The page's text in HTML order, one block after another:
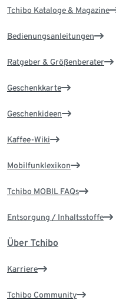
Tchibo Kataloge & Magazine
Bedienungsanleitungen
Ratgeber & Größenberater
Geschenkkarte
Geschenkideen
Kaffee-Wiki
Mobilfunklexikon
Tchibo MOBIL FAQs
Entsorgung / Inhaltsstoffe
Über Tchibo
Karriere
Tchibo Community